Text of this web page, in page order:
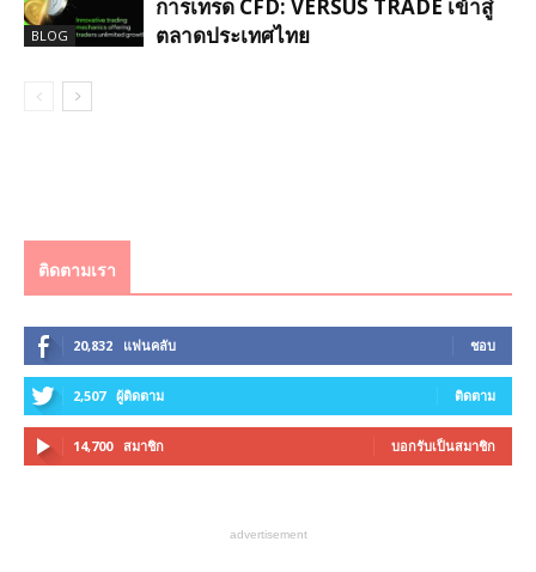
BLOG
การเทรด CFD: VERSUS TRADE เข้าสู่
ตลาดประเทศไทย
ติดตามเรา
20,832 แฟนคลับ ชอบ
2,507 ผู้ติดตาม ติดตาม
14,700 สมาชิก บอกรับเป็นสมาชิก
advertisement